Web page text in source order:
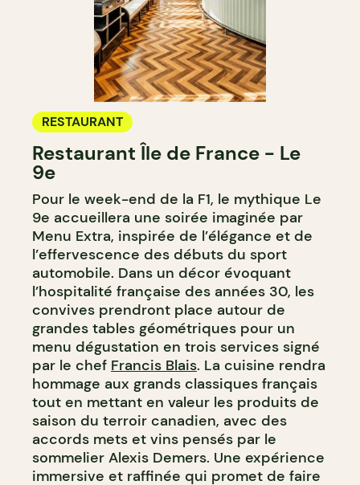
RESTAURANT
Restaurant Île de France - Le
9e
Pour le week-end de la F1, le mythique Le
9e accueillera une soirée imaginée par
Menu Extra, inspirée de l’élégance et de
l’effervescence des débuts du sport
automobile. Dans un décor évoquant
l’hospitalité française des années 30, les
convives prendront place autour de
grandes tables géométriques pour un
menu dégustation en trois services signé
par le chef Francis Blais. La cuisine rendra
hommage aux grands classiques français
tout en mettant en valeur les produits de
saison du terroir canadien, avec des
accords mets et vins pensés par le
sommelier Alexis Demers. Une expérience
immersive et raffinée qui promet de faire